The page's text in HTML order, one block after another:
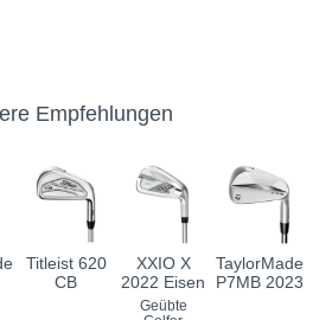
Set
6 8 9
P
31° 39°
47°
27° 31° 35° 39° 43°
47°
63° 63.5°
Empfehlungen
Titleist 620
CB
XXIO X
2022 Eisen
Geübte
TaylorMade
P7MB 2023